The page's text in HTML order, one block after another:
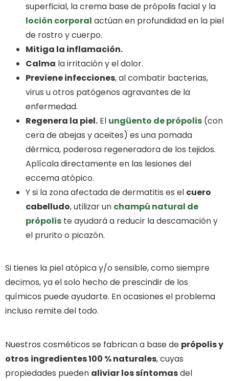
superficial, la crema base de própolis facial y la
loción corporal actúan en profundidad en la piel
de rostro y cuerpo.
Mitiga la inflamación.
Calma la irritación y el dolor.
Previene infecciones, al combatir bacterias,
virus u otros patógenos agravantes de la
enfermedad.
Regenera la piel. El ungüento de própolis (con
cera de abejas y aceites) es una pomada
dérmica, poderosa regeneradora de los tejidos.
Aplícala directamente en las lesiones del
eccema atópico.
Y si la zona afectada de dermatitis es el cuero
cabelludo, utilizar un champú natural de
própolis te ayudará a reducir la descamación y
el prurito o picazón.
Si tienes la piel atópica y/o sensible, como siempre
decimos, ya el solo hecho de prescindir de los
químicos puede ayudarte. En ocasiones el problema
incluso remite del todo.
Nuestros cosméticos se fabrican a base de própolis y
otros ingredientes 100 % naturales, cuyas
propiedades pueden aliviar los síntomasdel